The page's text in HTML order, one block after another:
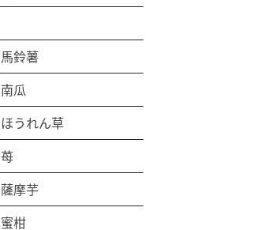
馬鈴薯
南瓜
ほうれん草
苺
薩摩芋
蜜柑